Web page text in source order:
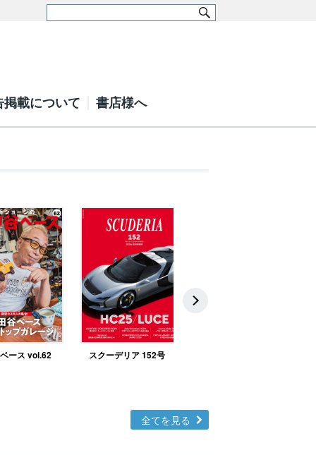
掲載について 書店様へ
ース vol.62 スクーデリア 152号
全てを見る